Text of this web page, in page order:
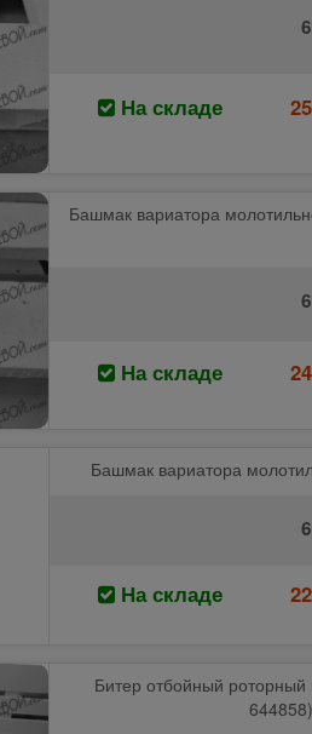
На складе
Башмак вариатора
На складе
Башмак вариатора
На складе
Битер отбойный